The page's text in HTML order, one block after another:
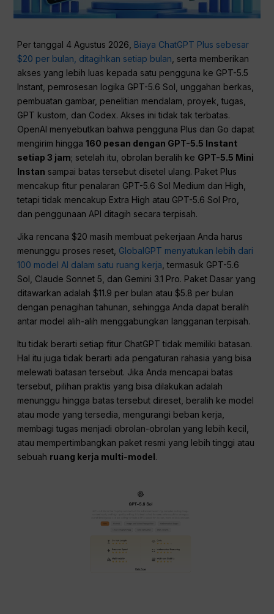
Per tanggal 4 Agustus 2026, Biaya ChatGPT Plus sebesar
$20 per bulan, ditagihkan setiap bulan , serta memberikan
akses yang lebih luas kepada satu pengguna ke GPT-5.5
Instant, pemrosesan logika GPT-5.6 Sol, unggahan berkas,
pembuatan gambar, penelitian mendalam, proyek, tugas,
GPT kustom, dan Codex. Akses ini tidak tak terbatas.
OpenAI menyebutkan bahwa pengguna Plus dan Go dapat
mengirim hingga160 pesan dengan GPT-5.5 Instant
setiap 3 jam; setelah itu, obrolan beralih ke GPT-5.5 Mini
Instan sampai batas tersebut disetel ulang. Paket Plus
mencakup fitur penalaran GPT-5.6 Sol Medium dan High,
tetapi tidak mencakup Extra High atau GPT-5.6 Sol Pro,
dan penggunaan API ditagih secara terpisah.
Jika rencana $20 masih membuat pekerjaan Anda harus
menunggu proses reset, GlobalGPT menyatukan lebih dari
100 model AI dalam satu ruang kerja , termasuk GPT-5.6
Sol, Claude Sonnet 5, dan Gemini 3.1 Pro. Paket Dasar yang
ditawarkan adalah $11.9 per bulan atau $5.8 per bulan
dengan penagihan tahunan, sehingga Anda dapat beralih
antar model alih-alih menggabungkan langganan terpisah.
Itu tidak berarti setiap fitur ChatGPT tidak memiliki batasan.
Hal itu juga tidak berarti ada pengaturan rahasia yang bisa
melewati batasan tersebut. Jika Anda mencapai batas
tersebut, pilihan praktis yang bisa dilakukan adalah
menunggu hingga batas tersebut direset, beralih ke model
atau mode yang tersedia, mengurangi beban kerja,
membagi tugas menjadi obrolan-obrolan yang lebih kecil,
atau mempertimbangkan paket resmi yang lebih tinggi atau
sebuah ruang kerja multi-model .